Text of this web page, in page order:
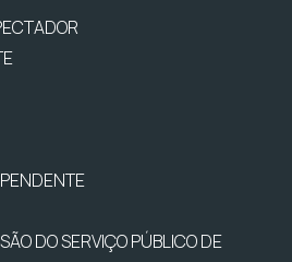
DO SERVIÇO PÚBLICO DE